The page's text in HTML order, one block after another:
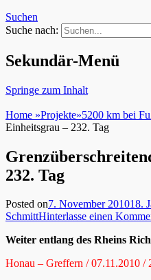
Suchen
Suche nach:
Sekundär-Menü
Springe zum Inhalt
Home »Projekte»5200 km bei
Einheitsgrau – 232. Tag
232. Tag
Posted on7. November 201018.
SchmittHinterlasse einen
Weiter entlang des Rheins
Honau – Greffern / 07.11.2010 /